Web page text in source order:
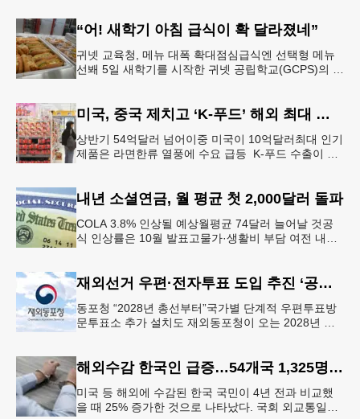
“어! 새학기 아침 급식이 확 달라졌네”
귀넷 교육청, 메뉴 대폭 확대점심급식엔 선택형 메뉴
선봬 5일 새학기를 시작한 귀넷 공립학교(GCPS)의 급
미국, 중국 제치고 ‘K-푸드’ 해외 최대 시장 부상
상반기 54억달러 넘어이중 미국이 10억달러최대 인기
제품은 라면한류 열풍에 수요 급등 K-푸드 수출이 라
내년 소셜연금, 월 평균 첫 2,000달러 돌파
COLA 3.8% 인상될 예상월평균 74달러 늘어날 것공
식 인상률은 10월 발표고물가·생활비 부담 여전 내년
재외선거 우편·전자투표 도입 추진 ‘공식화’
동포청 “2028년 총선부터”국가별 단계적 우편투표방
문투표소 추가 설치도 재외동포청이 오는 2028년 재
해외수감 한국인 급증…54개국 1,325명 25%↑
미국 등 해외에 수감된 한국 국민이 4년 전과 비교했
을 때 25% 증가한 것으로 나타났다. 국회 외교통일위